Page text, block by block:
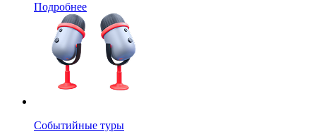
Подробнее
Событийные туры